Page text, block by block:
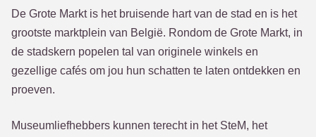
De Grote Markt is het bruisende hart van de stad en is het
grootste marktplein van België. Rondom de Grote Markt, in
de stadskern popelen tal van originele winkels en
gezellige cafés om jou hun schatten te laten ontdekken en
proeven.
Museumliefhebbers kunnen terecht in het SteM, het